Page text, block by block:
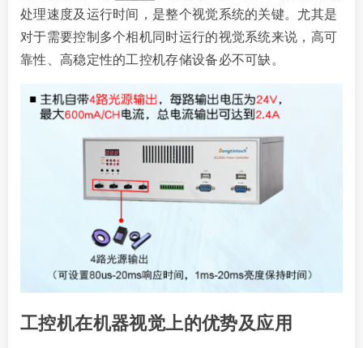
处理速度及运行时间，是整个视觉系统的关键。尤其是
对于需要控制多个相机同时运行的视觉系统来说，高可
靠性、高稳定性的工控机存储设备必不可缺。
工控机在机器视觉上的优势及应用